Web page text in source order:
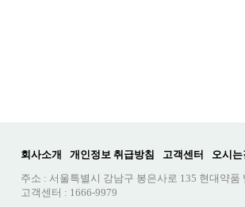
회사소개 개인정보 취급방침 고객센터
오시는
주소 : 서울특별시 강남구 봉은사로 135 현대약품
고객센터 : 1666-9979